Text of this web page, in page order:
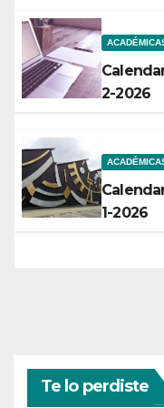
2-2026
1-2026
Te lo perdiste